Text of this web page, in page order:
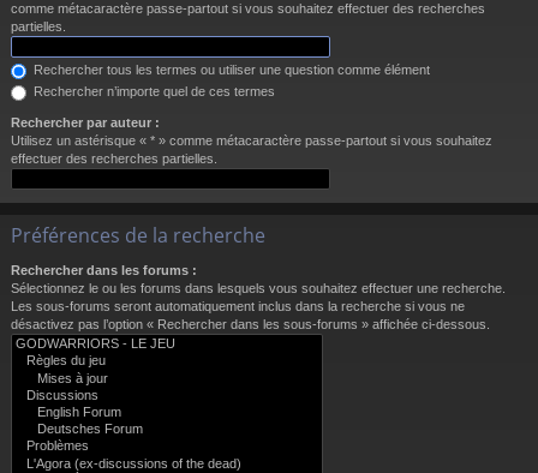
comme métacaractère passe-partout si vous souhaitez effectuer des recherches
partielles.
Rechercher tous les termes ou utiliser une question comme élément
Rechercher n’importe quel de ces termes
Rechercher par auteur :
Utilisez un astérisque « * » comme métacaractère passe-partout si vous souhaitez
effectuer des recherches partielles.
Préférences de la recherche
Rechercher dans les forums :
Sélectionnez le ou les forums dans lesquels vous souhaitez effectuer une recherche.
Les sous-forums seront automatiquement inclus dans la recherche si vous ne
désactivez pas l’option « Rechercher dans les sous-forums » affichée ci-dessous.